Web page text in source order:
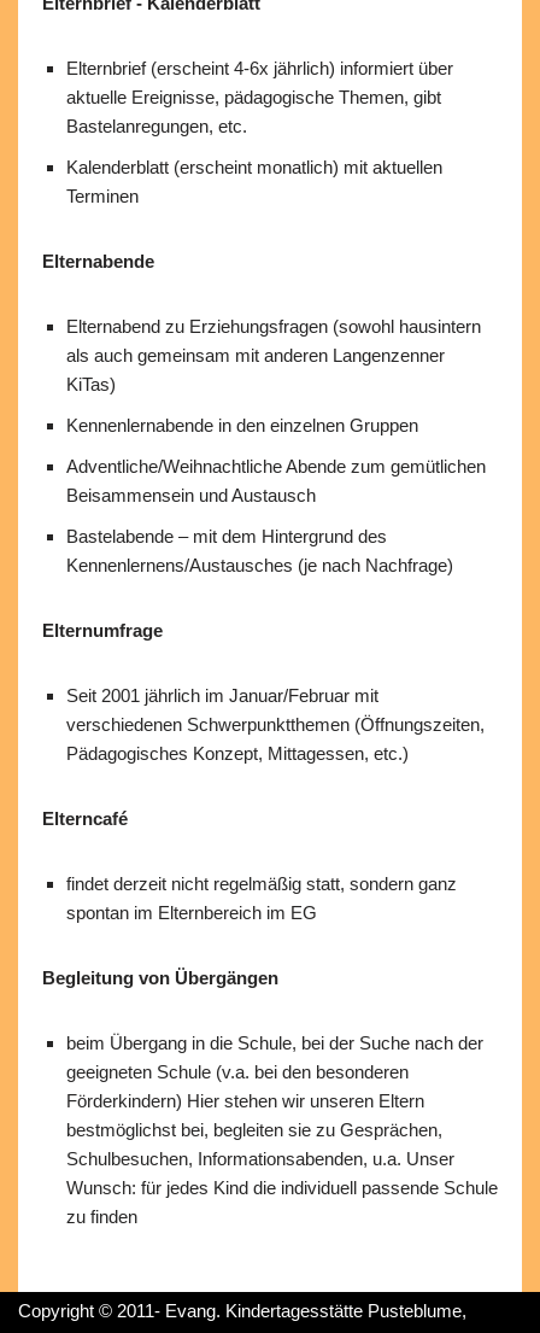
Elternbrief (erscheint 4-6x jährlich) informiert über
aktuelle Ereignisse, pädagogische Themen, gibt
Bastelanregungen, etc.
Kalenderblatt (erscheint monatlich) mit aktuellen
Terminen
Elternabende
Elternabend zu Erziehungsfragen (sowohl hausintern
als auch gemeinsam mit anderen Langenzenner
KiTas)
Kennenlernabende in den einzelnen Gruppen
Adventliche/Weihnachtliche Abende zum gemütlichen
Beisammensein und Austausch
Bastelabende – mit dem Hintergrund des
Kennenlernens/Austausches (je nach Nachfrage)
Elternumfrage
Seit 2001 jährlich im Januar/Februar mit
verschiedenen Schwerpunktthemen (Öffnungszeiten,
Pädagogisches Konzept, Mittagessen, etc.)
Elterncafé
findet derzeit nicht regelmäßig statt, sondern ganz
spontan im Elternbereich im EG
Begleitung von Übergängen
beim Übergang in die Schule, bei der Suche nach der
geeigneten Schule (v.a. bei den besonderen
Förderkindern) Hier stehen wir unseren Eltern
bestmöglichst bei, begleiten sie zu Gesprächen,
Schulbesuchen, Informationsabenden, u.a. Unser
Wunsch: für jedes Kind die individuell passende Schule
zu finden
Copyright © 2011- Evang. Kindertagesstätte Pusteblume,